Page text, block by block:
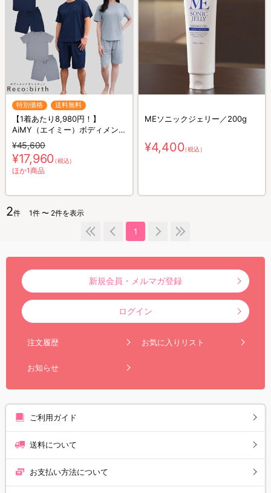
特別価格 送料無料
【1着あたり8,980円！】
AiMY（エイミー）ボディメンテ
ナンスウェア リカバース／半袖
半ズボン／2着セット／上下セ
ット／リカバリーウェア
¥45,600
¥17,960（税込）
ほか1商品
MEソニックジェリー／200g
¥4,400（税込）
2件 1件 〜 2件を表示
1
新規会員・メルマガ登録
ログイン
注文履歴 お気に入りリスト
お知らせ
ご利用ガイド
送料について
お支払い方法について